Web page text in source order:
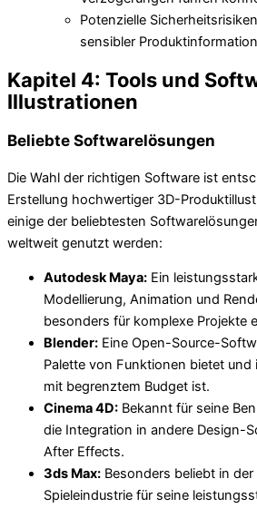
Potenzielle
sensibler
Kapitel 4: Tools und
Illustrationen
Beliebte Softwarelösungen
Die Wahl der richtigen Software ist
Erstellung hochwertiger 3D-
einige der beliebtesten
weltweit genutzt werden:
Autodesk Maya: Ein
Modellierung, Animation und
besonders für komplexe Projekte
Blender: Eine Open-Source-
Palette von Funktionen bietet und
mit begrenztem Budget ist.
Cinema 4D: Bekannt für seine
die Integration in andere Design-
After Effects.
3ds Max: Besonders beliebt in
Spieleindustrie für seine